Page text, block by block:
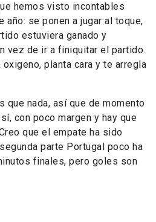
hemos visto incontables
se ponen a jugar al toque,
estuviera ganado y
vez de ir a finiquitar el partido.
planta cara y te arregla
que nada, así que de momento
con poco margen y hay que
que el empate ha sido
parte Portugal poco ha
finales, pero goles son